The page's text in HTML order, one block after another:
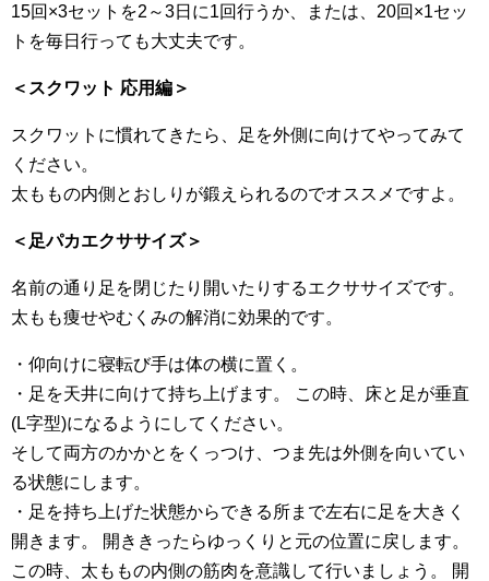
15回×3セットを2～3日に1回行うか、または、20回×1セッ
トを毎日行っても大丈夫です。
＜スクワット 応用編＞
スクワットに慣れてきたら、足を外側に向けてやってみて
ください。
太ももの内側とおしりが鍛えられるのでオススメですよ。
＜足パカエクササイズ＞
名前の通り足を閉じたり開いたりするエクササイズです。
太もも痩せやむくみの解消に効果的です。
・仰向けに寝転び手は体の横に置く。
・足を天井に向けて持ち上げます。 この時、床と足が垂直
(L字型)になるようにしてください。
そして両方のかかとをくっつけ、つま先は外側を向いてい
る状態にします。
・足を持ち上げた状態からできる所まで左右に足を大きく
開きます。 開ききったらゆっくりと元の位置に戻します。
この時、太ももの内側の筋肉を意識して行いましょう。 開